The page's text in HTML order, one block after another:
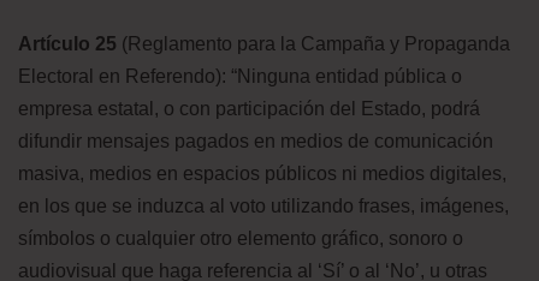
Artículo 25 (Reglamento para la Campaña y Propaganda
Electoral en Referendo): “Ninguna entidad pública o
empresa estatal, o con participación del Estado, podrá
difundir mensajes pagados en medios de comunicación
masiva, medios en espacios públicos ni medios digitales,
en los que se induzca al voto utilizando frases, imágenes,
símbolos o cualquier otro elemento gráfico, sonoro o
audiovisual que haga referencia al ‘Sí’ o al ‘No’, u otras